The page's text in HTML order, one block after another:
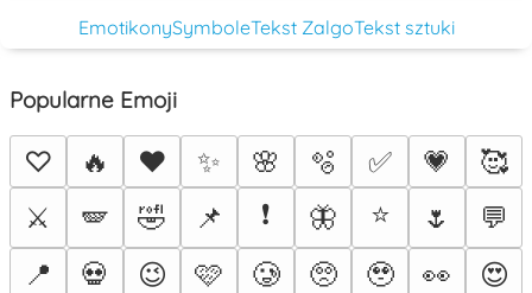
EmotikonySymboleTekst ZalgoTekst sztuki
Popularne Emoji
♡ 🔥 ❤️ ✨ 🌸 🫧 ✅ 💗
🥰
⚔️
🪽 🤣 📌 ❗ 🦋 ⭐ 🌷
💬
📍
💀 😉 🩷 🥲 🥺 🥹 👀
😍